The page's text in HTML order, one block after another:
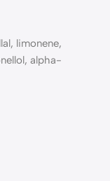
limonene,
alpha-